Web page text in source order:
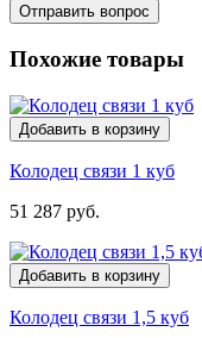
Отправить вопрос
Похожие товары
Добавить в корзину
Колодец связи 1 куб
51 287 руб.
Добавить в корзину
Колодец связи 1,5 куб